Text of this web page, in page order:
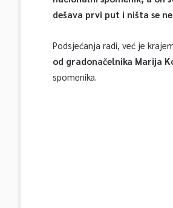
dešava prvi put i ništa se
Podsjećanja radi, već je
od gradonačelnika Marija
spomenika.